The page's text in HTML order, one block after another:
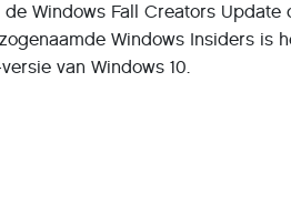
Windows Fall Creators Update
Windows Insiders is
van Windows 10.